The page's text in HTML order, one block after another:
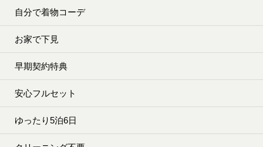
自分で着物コーデ
お家で下見
早期契約特典
安心フルセット
ゆったり5泊6日